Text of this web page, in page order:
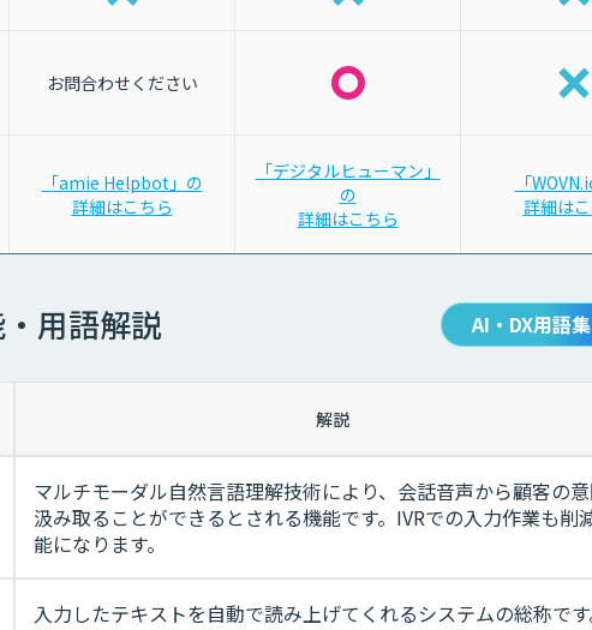
お問合わせください
「amie Helpbot」の
詳細はこちら
「デジタルヒューマン」
の
詳細はこちら
「
詳細は
用語解説 AI・DX用語集
解説
マルチモーダル自然言語理解技術により、会話音声から顧客の
汲み取ることができるとされる機能です。IVRでの入力作業も削
能になります。
入力したテキストを自動で読み上げてくれるシステムの総称で